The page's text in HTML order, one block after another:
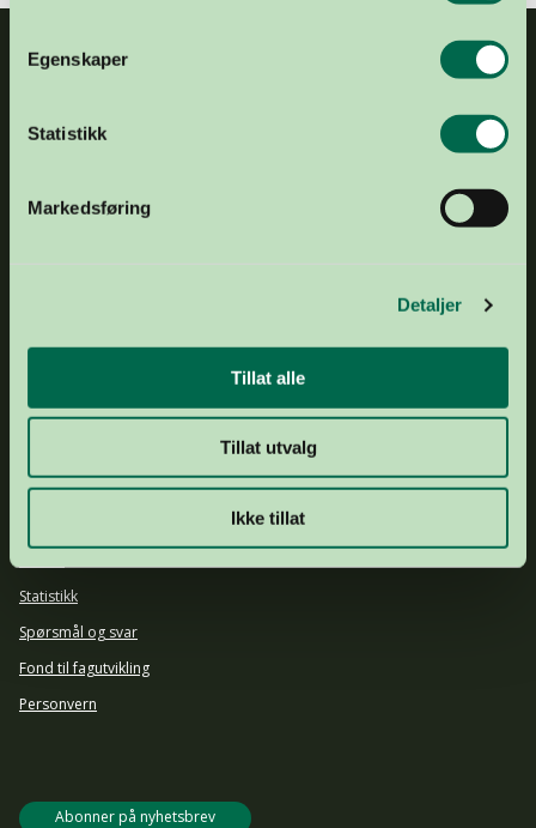
Egenskaper
Statistikk
Markedsføring
Detaljer
Tillat alle
Tillat utvalg
Ikke tillat
post@organdonasjon.no
DRIFTSKONTO 1644 25 92903
Om oss
Årsrapport 2024
Statistikk
Spørsmål og svar
Fond til fagutvikling
Personvern
Abonner på nyhetsbrev